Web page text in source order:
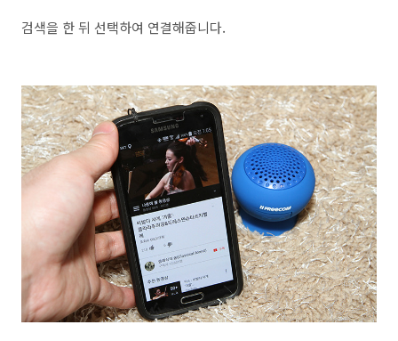
검색을 한 뒤 선택하여 연결해줍니다.